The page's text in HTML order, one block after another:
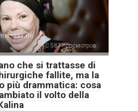
587 просмотров
che si trattasse di
fallite, ma la
più drammatica: cosa
il volto della